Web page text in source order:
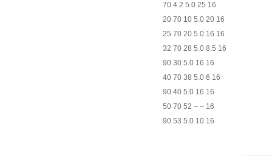
70 4.2 5.0 25 16
20 70 10 5.0 20 16
25 70 20 5.0 16 16
32 70 28 5.0 8.5 16
90 30 5.0 16 16
40 70 38 5.0 6 16
90 40 5.0 16 16
50 70 52 – – 16
90 53 5.0 10 16